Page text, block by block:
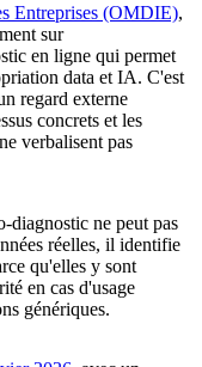
Entreprises (OMDIE),
sur
en ligne qui permet
data et IA. C'est
regard externe
concrets et les
verbalisent pas
diagnostic ne peut pas
réelles, il identifie
qu'elles y sont
en cas d'usage
génériques.